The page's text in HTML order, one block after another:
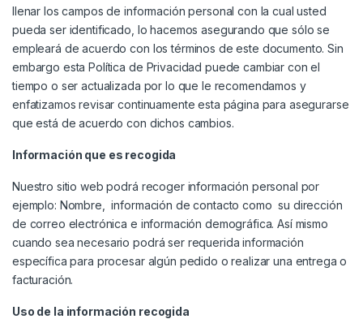
llenar los campos de información personal con la cual usted
pueda ser identificado, lo hacemos asegurando que sólo se
empleará de acuerdo con los términos de este documento. Sin
embargo esta Política de Privacidad puede cambiar con el
tiempo o ser actualizada por lo que le recomendamos y
enfatizamos revisar continuamente esta página para asegurarse
que está de acuerdo con dichos cambios.
Información que es recogida
Nuestro sitio web podrá recoger información personal por
ejemplo: Nombre, información de contacto como su dirección
de correo electrónica e información demográfica. Así mismo
cuando sea necesario podrá ser requerida información
específica para procesar algún pedido o realizar una entrega o
facturación.
Uso de la información recogida